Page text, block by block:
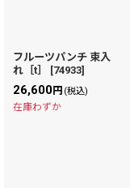
フルーツパンチ 束入
れ［t］
[74933]
26,600円 (税込)
在庫わずか